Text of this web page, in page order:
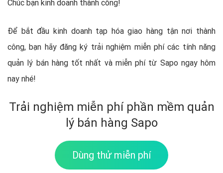
Chúc bạn kinh doanh thành công!
Để bắt đầu kinh doanh tạp hóa giao hàng tận nơi thành
công, bạn hãy đăng ký trải nghiệm miễn phí các tính năng
quản lý bán hàng tốt nhất và miễn phí từ Sapo ngay hôm
nay nhé!
Trải nghiệm miễn phí phần mềm quản
lý bán hàng Sapo
Dùng thử miễn phí